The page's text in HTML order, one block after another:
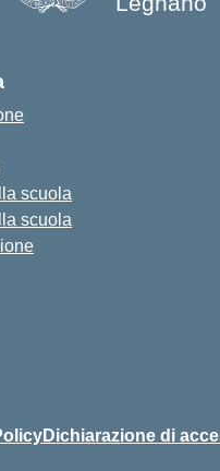
scuola
scuola
Dichiarazione di